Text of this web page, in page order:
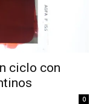
ciclo con
0